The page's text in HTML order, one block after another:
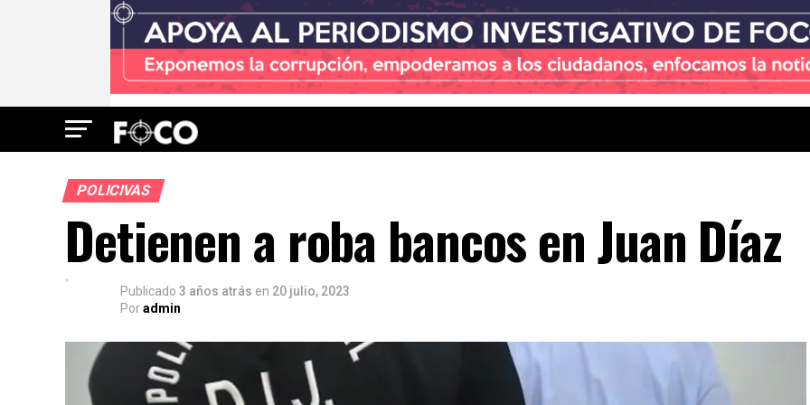
POLICIVAS
Detienen a roba bancos en Juan Díaz
Publicado 3 años atrás en 20 julio, 2023
Poradmin